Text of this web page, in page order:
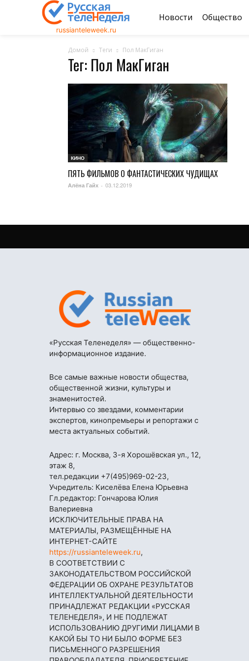
russianteleweek.ru
Новости Общество
Домой Теги Пол МакГиган
Тег: Пол МакГиган
КИНО
ПЯТЬ ФИЛЬМОВ О ФАНТАСТИЧЕСКИХ ЧУДИЩАХ
Алёна Гайх - 03.12.2019
«Русская Теленеделя» — общественно-
информационное издание.
Все самые важные новости общества,
общественной жизни, культуры и
знаменитостей.
Интервью со звездами, комментарии
экспертов, кинопремьеры и репортажи с
места актуальных событий.
Адрес: г. Москва, 3-я Хорошёвская ул., 12,
этаж 8,
тел.редакции +7(495)969-02-23,
Учредитель: Киселёва Елена Юрьевна
Гл.редактор: Гончарова Юлия
Валериевна
ИСКЛЮЧИТЕЛЬНЫЕ ПРАВА НА
МАТЕРИАЛЫ, РАЗМЕЩЁННЫЕ НА
ИНТЕРНЕТ-САЙТЕ
https://russianteleweek.ru,
В СООТВЕТСТВИИ С
ЗАКОНОДАТЕЛЬСТВОМ РОССИЙСКОЙ
ФЕДЕРАЦИИ ОБ ОХРАНЕ РЕЗУЛЬТАТОВ
ИНТЕЛЛЕКТУАЛЬНОЙ ДЕЯТЕЛЬНОСТИ
ПРИНАДЛЕЖАТ РЕДАКЦИИ «РУССКАЯ
ТЕЛЕНЕДЕЛЯ», И НЕ ПОДЛЕЖАТ
ИСПОЛЬЗОВАНИЮ ДРУГИМИ ЛИЦАМИ В
КАКОЙ БЫ ТО НИ БЫЛО ФОРМЕ БЕЗ
ПИСЬМЕННОГО РАЗРЕШЕНИЯ